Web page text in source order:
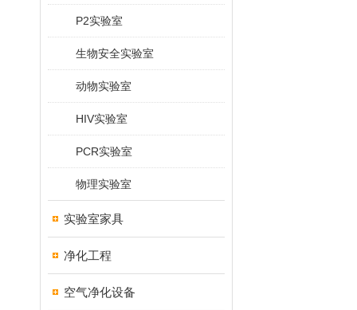
P2实验室
生物安全实验室
动物实验室
HIV实验室
PCR实验室
物理实验室
实验室家具
净化工程
空气净化设备